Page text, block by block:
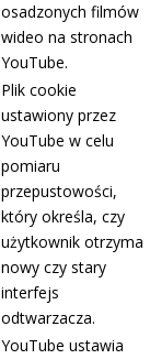
osadzonych filmów
wideo na stronach
YouTube.
Plik cookie
ustawiony przez
YouTube w celu
pomiaru
przepustowości,
który określa, czy
użytkownik otrzyma
nowy czy stary
interfejs
odtwarzacza.
YouTube ustawia